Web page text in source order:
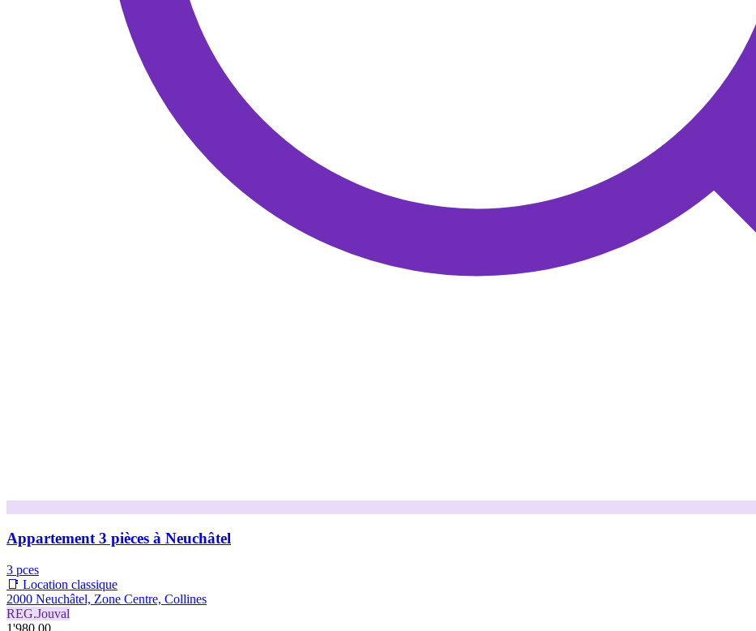
Appartement 3 pièces à Neuchâtel
3 pces
📑 Location classique
2000 Neuchâtel, Zone Centre, Collines
REG.Jouval
1'980.00